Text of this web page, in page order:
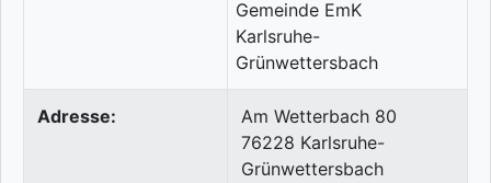
Adresse:
Am Wetterbach 80
76228 Karlsruhe-
Grünwettersbach